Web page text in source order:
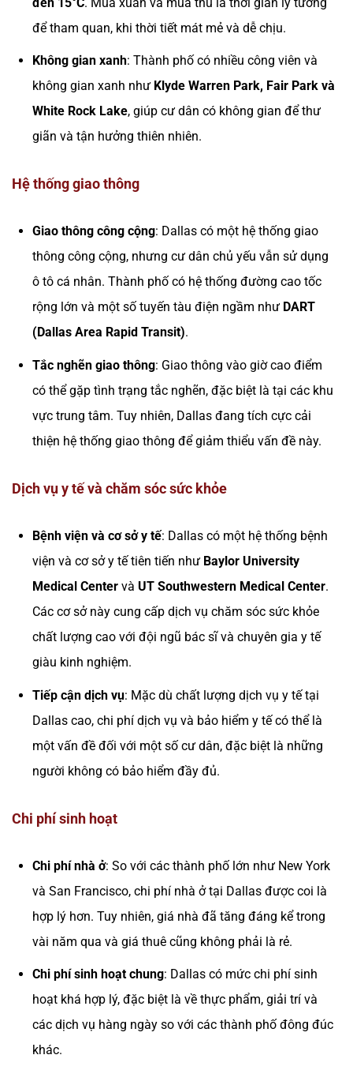
để tham quan, khi thời tiết mát mẻ và dễ chịu.
Không gian xanh: Thành phố có nhiều công viên và
không gian xanh như Klyde Warren Park, Fair Park và
White Rock Lake, giúp cư dân có không gian để thư
giãn và tận hưởng thiên nhiên.
Hệ thống giao thông
Giao thông công cộng: Dallas có một hệ thống giao
thông công cộng, nhưng cư dân chủ yếu vẫn sử dụng
ô tô cá nhân. Thành phố có hệ thống đường cao tốc
rộng lớn và một số tuyến tàu điện ngầm như DART
(Dallas Area Rapid Transit).
Tắc nghẽn giao thông: Giao thông vào giờ cao điểm
có thể gặp tình trạng tắc nghẽn, đặc biệt là tại các khu
vực trung tâm. Tuy nhiên, Dallas đang tích cực cải
thiện hệ thống giao thông để giảm thiểu vấn đề này.
Dịch vụ y tế và chăm sóc sức khỏe
Bệnh viện và cơ sở y tế: Dallas có một hệ thống bệnh
viện và cơ sở y tế tiên tiến như Baylor University
Medical Centervà UT Southwestern Medical Center.
Các cơ sở này cung cấp dịch vụ chăm sóc sức khỏe
chất lượng cao với đội ngũ bác sĩ và chuyên gia y tế
giàu kinh nghiệm.
Tiếp cận dịch vụ: Mặc dù chất lượng dịch vụ y tế tại
Dallas cao, chi phí dịch vụ và bảo hiểm y tế có thể là
một vấn đề đối với một số cư dân, đặc biệt là những
người không có bảo hiểm đầy đủ.
Chi phí sinh hoạt
Chi phí nhà ở: So với các thành phố lớn như New York
và San Francisco, chi phí nhà ở tại Dallas được coi là
hợp lý hơn. Tuy nhiên, giá nhà đã tăng đáng kể trong
vài năm qua và giá thuê cũng không phải là rẻ.
Chi phí sinh hoạt chung: Dallas có mức chi phí sinh
hoạt khá hợp lý, đặc biệt là về thực phẩm, giải trí và
các dịch vụ hàng ngày so với các thành phố đông đúc
khác.